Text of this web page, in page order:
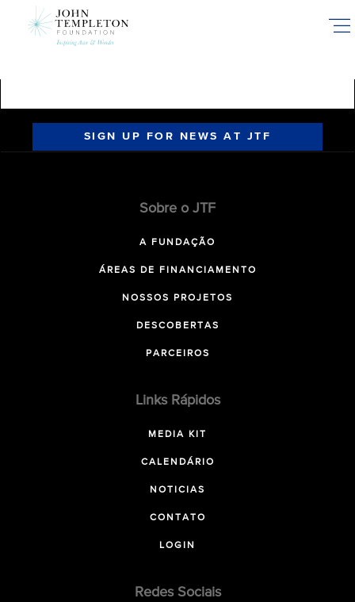
SIGN UP FOR NEWS AT JTF
Sobre o JTF
A FUNDAÇÃO
ÁREAS DE FINANCIAMENTO
NOSSOS PROJETOS
DESCOBERTAS
PARCEIROS
Links Rápidos
MEDIA KIT
CALENDÁRIO
NOTICIAS
CONTATO
LOGIN
Redes Sociais